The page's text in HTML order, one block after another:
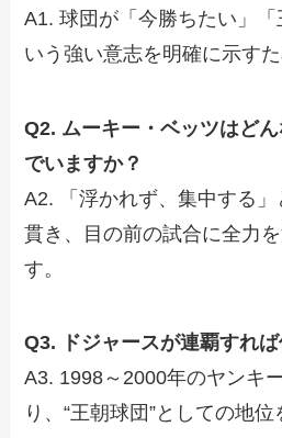
A1. 球団が「今勝ちたい」「
いう強い意志を明確に示すた
Q2. ムーキー・ベッツはど
でいますか？
A2. 「浮かれず、集中する
貫き、目の前の試合に全力
す。
Q3. ドジャースが連覇すれ
A3. 1998～2000年のヤンキ
り、“王朝球団”としての地位